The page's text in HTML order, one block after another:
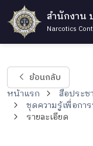
สำนักงาน
Narcotics
ย้อนกลับ
หน้าแรก
สื่อประ
ชุดความรู้เพื่อกา
รายละเอียด